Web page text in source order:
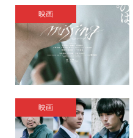
映画
映画